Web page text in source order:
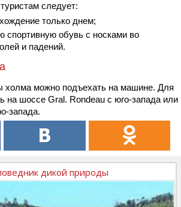
следует:
только днем;
спортивную обувь с носками во
и падений.
холма можно подъехать на машине. Для
на шоссе Gral. Rondeau с юго-запада или
запада.
дикой природы